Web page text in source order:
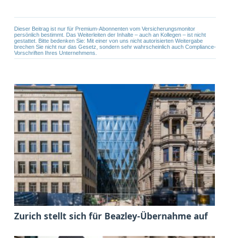
Dieser Beitrag ist nur für Premium-Abonnenten vom Versicherungsmonitor
persönlich bestimmt. Das Weiterleiten der Inhalte – auch an Kollegen – ist nicht
gestattet. Bitte bedenken Sie: Mit einer von uns nicht autorisierten Weitergabe
brechen Sie nicht nur das Gesetz, sondern sehr wahrscheinlich auch Compliance-
Vorschriften Ihres Unternehmens.
Zurich stellt sich für Beazley-Übernahme auf